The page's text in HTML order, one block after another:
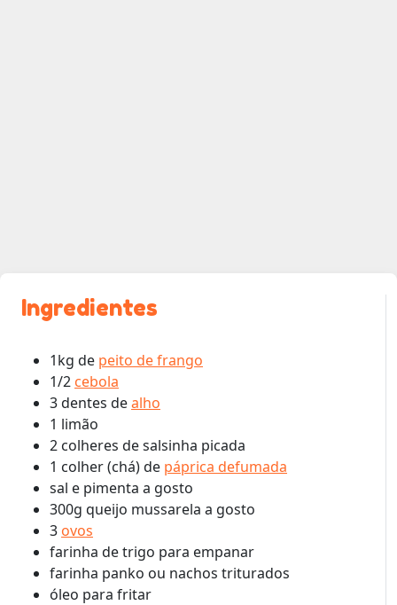
Ingredientes
1kg de peito de frango
1/2 cebola
3 dentes dealho
1 limão
2 colheres de salsinha picada
1 colher (chá) de páprica defumada
sal e pimenta a gosto
300g queijo mussarela a gosto
3 ovos
farinha de trigo para empanar
farinha panko ou nachos triturados
óleo para fritar